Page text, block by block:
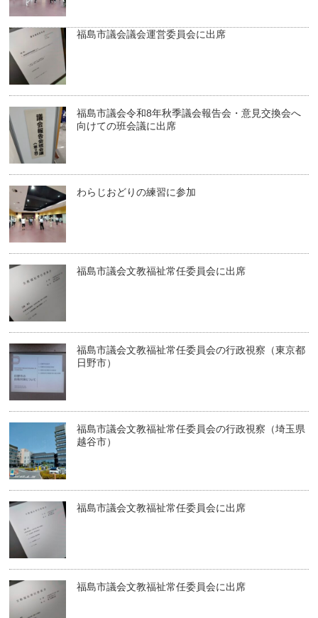
福島市議会議会運営委員会に出席
福島市議会令和8年秋季議会報告会・意見交換会へ
向けての班会議に出席
わらじおどりの練習に参加
福島市議会文教福祉常任委員会に出席
福島市議会文教福祉常任委員会の行政視察（東京都
日野市）
福島市議会文教福祉常任委員会の行政視察（埼玉県
越谷市）
福島市議会文教福祉常任委員会に出席
福島市議会文教福祉常任委員会に出席